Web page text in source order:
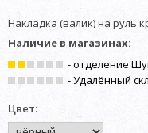
Накладка (валик) на руль
Наличие в магазинах:
- отделение
- Удалённый
Цвет: